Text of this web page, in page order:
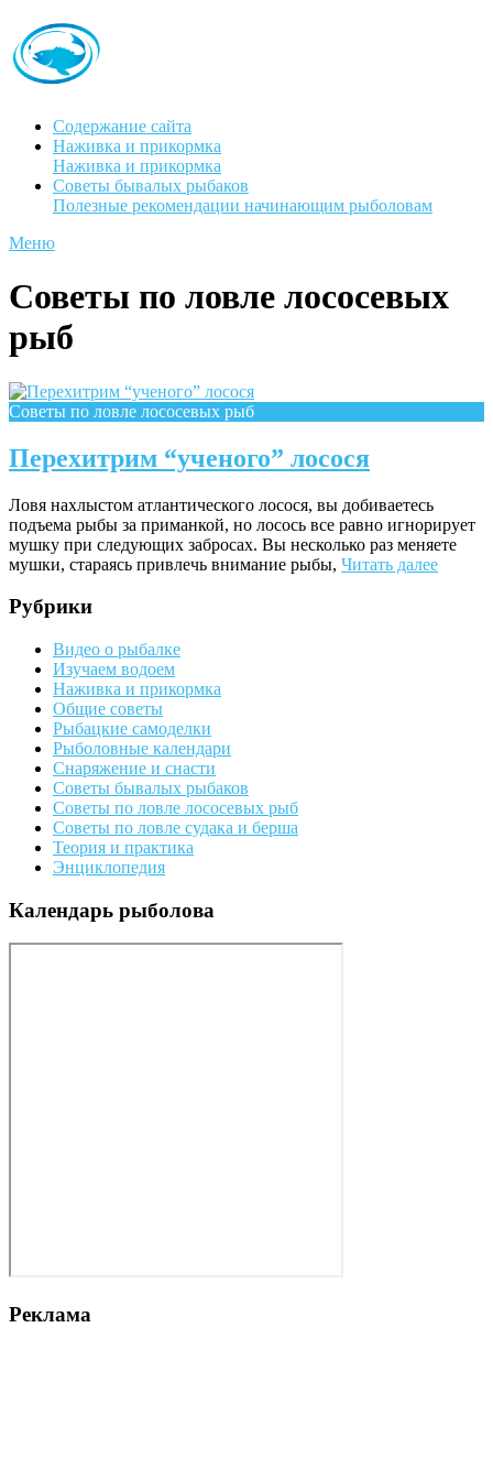
Содержание сайта
Наживка и прикормка
Наживка и прикормка
Советы бывалых рыбаков
Полезные рекомендации начинающим рыболовам
Меню
Советы по ловле лососевых
рыб
Советы по ловле лососевых рыб
Перехитрим “ученого” лосося
Ловя нахлыстом атлантического лосося, вы добиваетесь
подъема рыбы за приманкой, но лосось все равно игно­рирует
мушку при следующих забросах. Вы несколько раз меняете
мушки, стараясь привлечь внимание рыбы, Читать далее
Рубрики
Видео о рыбалке
Изучаем водоем
Наживка и прикормка
Общие советы
Рыбацкие самоделки
Рыболовные календари
Снаряжение и снасти
Советы бывалых рыбаков
Советы по ловле лососевых рыб
Советы по ловле судака и берша
Теория и практика
Энциклопедия
Календарь рыболова
Реклама